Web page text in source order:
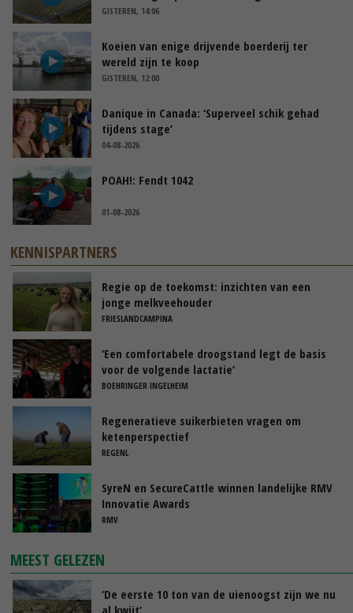
GISTEREN, 14:06
Koeien van enige drijvende boerderij ter
wereld zijn te koop
GISTEREN, 12:00
Danique in Canada: ‘Superveel schik gehad
tijdens stage’
04-08-2026
POAH!: Fendt 1042
01-08-2026
KENNISPARTNERS
Regie op de toekomst: inzichten van een
jonge melkveehouder
FRIESLANDCAMPINA
‘Een comfortabele droogstand legt de basis
voor de volgende lactatie’
BOEHRINGER INGELHEIM
Regeneratieve suikerbieten vragen om
ketenperspectief
REGENL
SyreN en SecureCattle winnen landelijke RMV
Innovatie Awards
RMV
MEEST GELEZEN
‘De eerste 10 ton van de uienoogst zijn we nu